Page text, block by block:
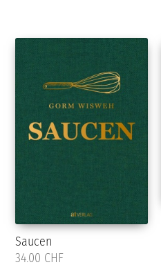
Saucen
34.00 CHF